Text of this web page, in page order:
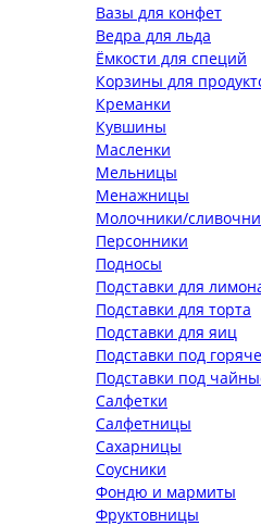
Вазы для конфет
Ведра для льда
Ёмкости для специй
Корзины для
Креманки
Кувшины
Масленки
Мельницы
Менажницы
Молочники/
Персонники
Подносы
Подставки для
Подставки для торта
Подставки для яиц
Подставки под
Подставки под
Салфетки
Салфетницы
Сахарницы
Соусники
Фондю и мармиты
Фруктовницы